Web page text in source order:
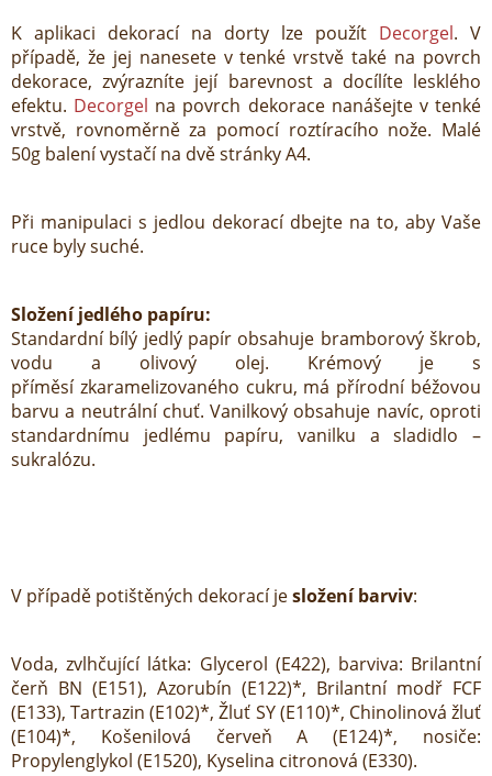
K aplikaci dekorací na dorty lze použít Decorgel. V
případě, že jej nanesete v tenké vrstvě také na povrch
dekorace, zvýrazníte její barevnost a docílíte lesklého
efektu. Decorgel na povrch dekorace nanášejte v tenké
vrstvě, rovnoměrně za pomocí roztíracího nože. Malé
50g balení vystačí na dvě stránky A4.
Při manipulaci s jedlou dekorací dbejte na to, aby Vaše
ruce byly suché.
Složení jedlého papíru:
Standardní bílý jedlý papír obsahuje bramborový škrob,
vodu a olivový olej. Krémový je s
příměsí zkaramelizovaného cukru, má přírodní béžovou
barvu a neutrální chuť. Vanilkový obsahuje navíc, oproti
standardnímu jedlému papíru, vanilku a sladidlo –
sukralózu.
V případě potištěných dekorací jesložení barviv:
Voda, zvlhčující látka: Glycerol (E422), barviva: Brilantní
čerň BN (E151), Azorubín (E122)*, Brilantní modř FCF
(E133), Tartrazin (E102)*, Žluť SY (E110)*, Chinolinová žluť
(E104)*, Košenilová červeň A (E124)*, nosiče:
Propylenglykol (E1520), Kyselina citronová (E330).